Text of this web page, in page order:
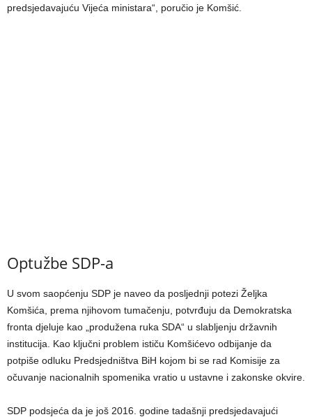
predsjedavajuću Vijeća ministara“, poručio je Komšić.
Optužbe SDP-a
U svom saopćenju SDP je naveo da posljednji potezi Željka
Komšića, prema njihovom tumačenju, potvrđuju da Demokratska
fronta djeluje kao „produžena ruka SDA“ u slabljenju državnih
institucija. Kao ključni problem ističu Komšićevo odbijanje da
potpiše odluku Predsjedništva BiH kojom bi se rad Komisije za
očuvanje nacionalnih spomenika vratio u ustavne i zakonske okvire.
SDP podsjeća da je još 2016. godine tadašnji predsjedavajući